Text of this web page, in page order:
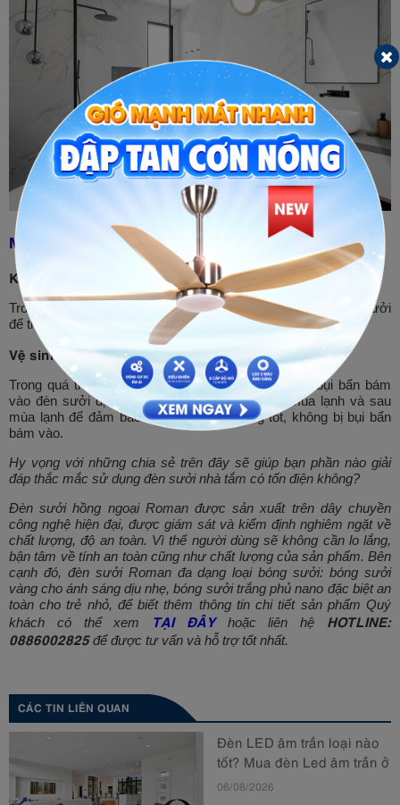
Một số lưu ý khi sử dụng đèn sưởi nhà tắm
Không xịt nước trực tiếp vào đèn sưởi nhà tắm
Trong quá trình tắm, bạn chú ý không nên đứng quá gần đèn sưởi
để tránh nước bắn vào làm giảm độ nóng.
Vệ sinh đèn sưởi định kỳ
Trong quá trình sử dụng, bạn nên chú ý làm sạch bụi bẩn bám
vào đèn sưởi định kỳ ít nhất 2 lần/năm trước mùa lạnh và sau
mùa lạnh để đảm bảo đèn sưởi hoạt động tốt, không bị bụi bẩn
bám vào.
Hy vọng với những chia sẻ trên đây sẽ giúp bạn phần nào giải
đáp thắc mắc sử dụng đèn sưởi nhà tắm có tốn điện không?
Đèn sưởi hồng ngoại Roman được sản xuất trên dây chuyền
công nghệ hiện đại, được giám sát và kiểm định nghiêm ngặt về
chất lượng, độ an toàn. Vì thế người dùng sẽ không cần lo lắng,
bận tâm về tính an toàn cũng như chất lượng của sản phẩm. Bên
cạnh đó, đèn sưởi Roman đa dạng loại bóng sưởi: bóng sưởi
vàng cho ánh sáng dịu nhẹ, bóng sưởi trắng phủ nano đặc biệt an
toàn cho trẻ nhỏ, để biết thêm thông tin chi tiết sản phẩm Quý
khách có thể xem
TẠI ĐÂYhoặc liên hệ HOTLINE:
0886002825để được tư vấn và hỗ trợ tốt nhất.
CÁC TIN LIÊN QUAN
Đèn LED âm trần loại nào
tốt? Mua đèn Led âm trần ở
đâu?
06/08/2026